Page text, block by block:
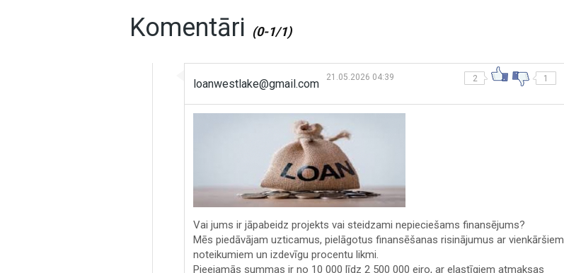
Komentāri (0-1/1)
loanwestlake@gmail.com 21.05.2026 04:39 2 1
Vai jums ir jāpabeidz projekts vai steidzami nepieciešams finansējums?
Mēs piedāvājam uzticamus, pielāgotus finansēšanas risinājumus ar vienkāršiem
noteikumiem un izdevīgu procentu likmi.
Pieejamās summas ir no 10 000 līdz 2 500 000 eiro, ar elastīgiem atmaksas